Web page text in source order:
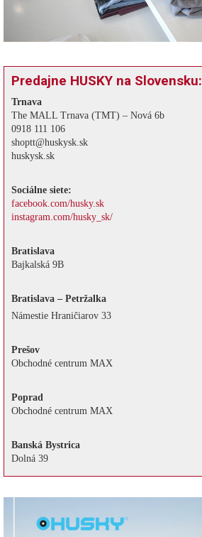
Predajne HUSKY na Slovensku:
Trnava
The MALL Trnava (TMT) – Nová 6b
0918 111 106
shoptt@huskysk.sk
huskysk.sk
Sociálne siete:
facebook.com/husky.sk
instagram.com/husky_sk/
Bratislava
Bajkalská 9B
Bratislava – Petržalka
Námestie Hraničiarov 33
Prešov
Obchodné centrum MAX
Poprad
Obchodné centrum MAX
Banská Bystrica
Dolná 39